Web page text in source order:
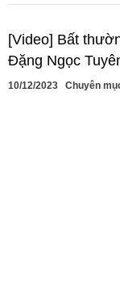
[Video] Bất
Đặng Ngọc
10/12/2023 Chuyên